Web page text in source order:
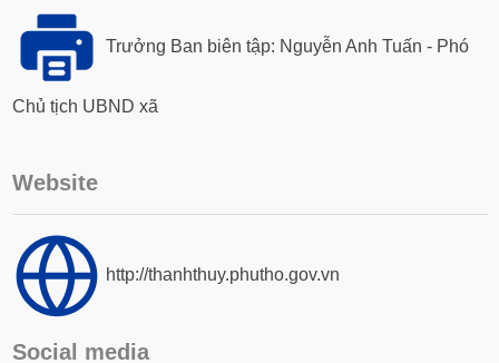
Trưởng Ban biên tập: Nguyễn Anh Tuấn - Phó
Chủ tịch UBND xã
Website
http://thanhthuy.phutho.gov.vn
Social media